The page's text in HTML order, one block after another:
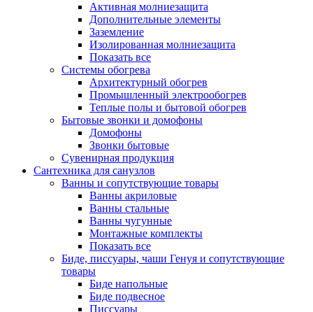
Активная молниезащита
Дополнительные элементы
Заземление
Изолированная молниезащита
Показать все
Системы обогрева
Архитектурный обогрев
Промышленный электрообогрев
Теплые полы и бытовой обогрев
Бытовые звонки и домофоны
Домофоны
Звонки бытовые
Сувенирная продукция
Сантехника для санузлов
Ванны и сопутствующие товары
Ванны акриловые
Ванны стальные
Ванны чугунные
Монтажные комплекты
Показать все
Биде, писсуары, чаши Генуя и сопутствующие
товары
Биде напольные
Биде подвесное
Писсуары